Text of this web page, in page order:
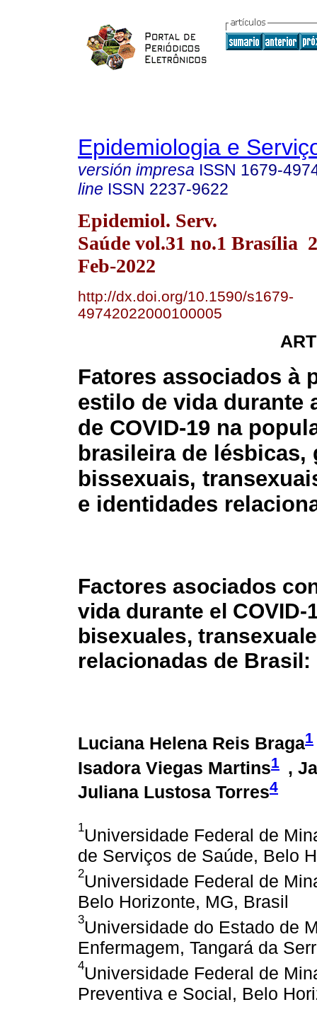
Epidemiologia e
versión impresa ISSN 1679-
line ISSN 2237-9622
Epidemiol. Serv.
Saúde vol.31 no.1 Brasília
Feb-2022
http://dx.doi.org/10.1590/s1679-
49742022000100005
Fatores associados à
estilo de vida durante
de COVID-19 na
brasileira de lésbicas,
bissexuais,
e identidades
Factores asociados
vida durante el
bisexuales,
relacionadas de
Luciana Helena Reis Braga1
Isadora Viegas Martins1 ,
Juliana Lustosa Torres4
1Universidade Federal de
de Serviços de Saúde, Belo
2Universidade Federal de
Belo Horizonte, MG, Brasil
3Universidade do Estado de
Enfermagem, Tangará da
4Universidade Federal de
Preventiva e Social, Belo